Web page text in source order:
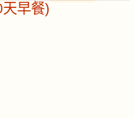
早餐)